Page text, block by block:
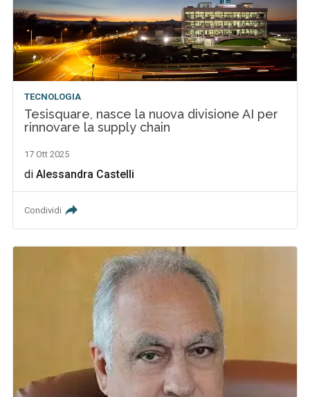
TECNOLOGIA
Tesisquare, nasce la nuova divisione AI per
rinnovare la supply chain
17 Ott 2025
diAlessandra Castelli
Condividi